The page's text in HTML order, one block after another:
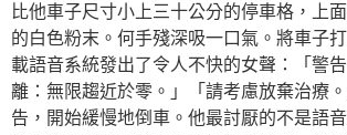
比他車子尺寸小上三十公分的停車格，上
的白色粉末。何手殘深吸一口氣。將車子
載語音系統發出了令人不快的女聲：「警
離：無限趨近於零。」「請考慮放棄治療
告，開始緩慢地倒車。他最討厭的不是語